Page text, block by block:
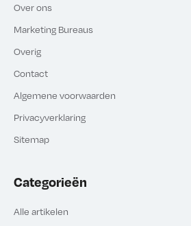
Over ons
Marketing Bureaus
Overig
Contact
Algemene voorwaarden
Privacyverklaring
Sitemap
Categorieën
Alle artikelen